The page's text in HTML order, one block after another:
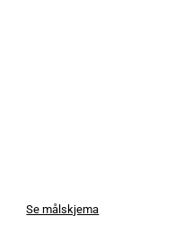
Se målskjema